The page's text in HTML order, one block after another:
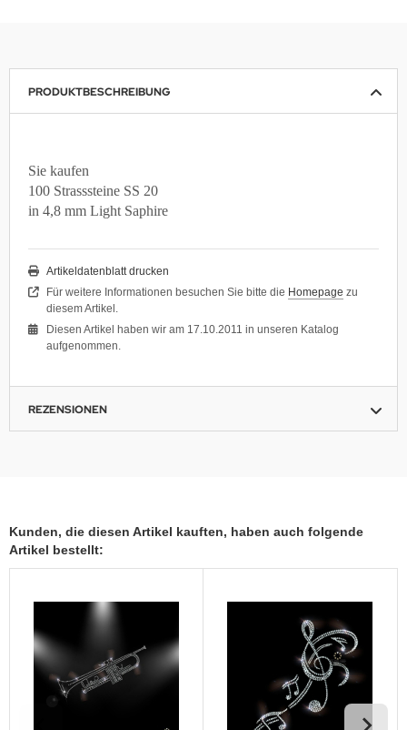
PRODUKTBESCHREIBUNG
Sie kaufen
100 Strasssteine SS 20
in 4,8 mm Light Saphire
Artikeldatenblatt drucken
Für weitere Informationen besuchen Sie bitte die Homepage zu
diesem Artikel.
Diesen Artikel haben wir am 17.10.2011 in unseren Katalog
aufgenommen.
REZENSIONEN
Kunden, die diesen Artikel kauften, haben auch folgende
Artikel bestellt: